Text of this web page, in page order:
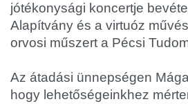
jótékonysági koncertje
Alapítvány és a virtuóz
orvosi műszert a Pécsi
Az átadási ünnepségen
hogy lehetőségeinkhez